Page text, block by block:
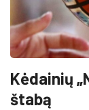
Kėdainių
štabą